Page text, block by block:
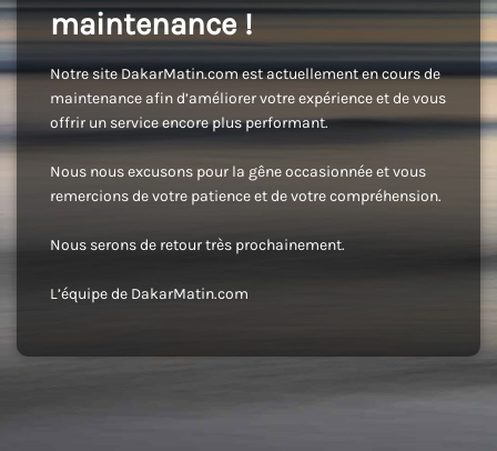
maintenance !
Notre site DakarMatin.com est actuellement en cours de
maintenance afin d’améliorer votre expérience et de vous
offrir un service encore plus performant.
Nous nous excusons pour la gêne occasionnée et vous
remercions de votre patience et de votre compréhension.
Nous serons de retour très prochainement.
L’équipe de DakarMatin.com